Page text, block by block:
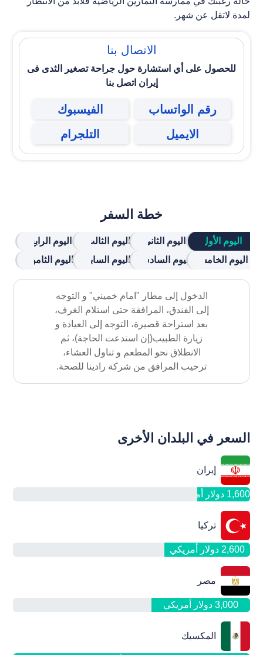
لمدة لاتقل عن شهر.
الاتصال بنا
للحصول علی أي استشارة حول جراحة تصغیر الثدی فی
إیران اتصل بنا
رقم الواتساب
الفيسبوك
الايميل
التلجرام
خطة السفر
الیوم الأول الیوم الثاني الیوم الثالث
الیوم الرابع
الیوم الخامس
الیوم السادس الیوم السابع الیوم الثامن
الدخول إلی مطار "امام خمیني" و التوجه
إلی الفندق، المرافقة حتی استلام الغرف،
بعد استراحة قصيرة، التوجه إلی العیادة و
زیارة الطبیب(إن استدعت الحاجة)، ثم
الانطلاق نحو المطعم و تناول العشاء،
ترحيب المرافق من شرکة رادینا للصحة.
السعر في البلدان الأخرى
إيران
1,600 دولار أمريکي
تركيا
2,600 دولار أمريکي
مصر
3,000 دولار أمريکي
المكسيك